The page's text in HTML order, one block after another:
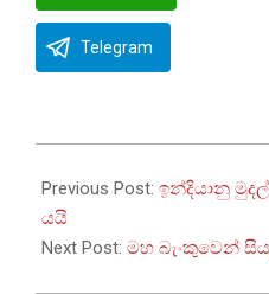
Telegram
07-
22
Previous Post: ඉන්දියානු
යයි
Next Post: මහ බැංකුවෙන්